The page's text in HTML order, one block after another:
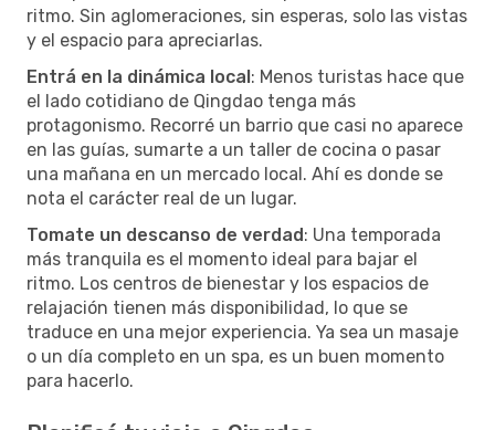
ritmo. Sin aglomeraciones, sin esperas, solo las vistas
y el espacio para apreciarlas.
Entrá en la dinámica local: Menos turistas hace que
el lado cotidiano de Qingdao tenga más
protagonismo. Recorré un barrio que casi no aparece
en las guías, sumarte a un taller de cocina o pasar
una mañana en un mercado local. Ahí es donde se
nota el carácter real de un lugar.
Tomate un descanso de verdad: Una temporada
más tranquila es el momento ideal para bajar el
ritmo. Los centros de bienestar y los espacios de
relajación tienen más disponibilidad, lo que se
traduce en una mejor experiencia. Ya sea un masaje
o un día completo en un spa, es un buen momento
para hacerlo.